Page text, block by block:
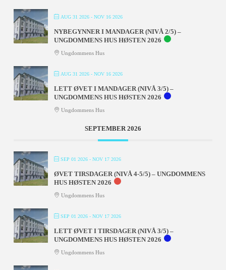
AUG 31 2026- NOV 16 2026
NYBEGYNNER I MANDAGER (NIVÅ 2/5) –
UNGDOMMENS HUS HØSTEN 2026
Ungdommens Hus
AUG 31 2026- NOV 16 2026
LETT ØVET I MANDAGER (NIVÅ 3/5) –
UNGDOMMENS HUS HØSTEN 2026
Ungdommens Hus
SEPTEMBER 2026
SEP 01 2026- NOV 17 2026
ØVET TIRSDAGER (NIVÅ 4-5/5) – UNGDOMMENS
HUS HØSTEN 2026
Ungdommens Hus
SEP 01 2026- NOV 17 2026
LETT ØVET I TIRSDAGER (NIVÅ 3/5) –
UNGDOMMENS HUS HØSTEN 2026
Ungdommens Hus